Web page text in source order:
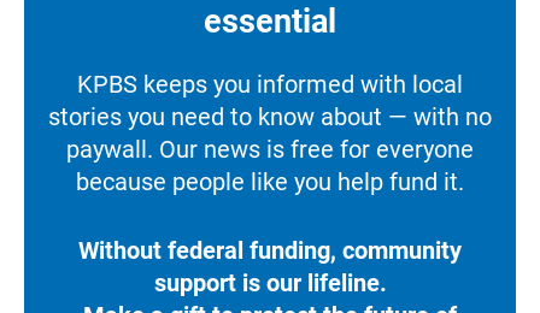
essential
KPBS keeps you informed with local
stories you need to know about — with no
paywall. Our news is free for everyone
because people like you help fund it.
Without federal funding, community
support is our lifeline.